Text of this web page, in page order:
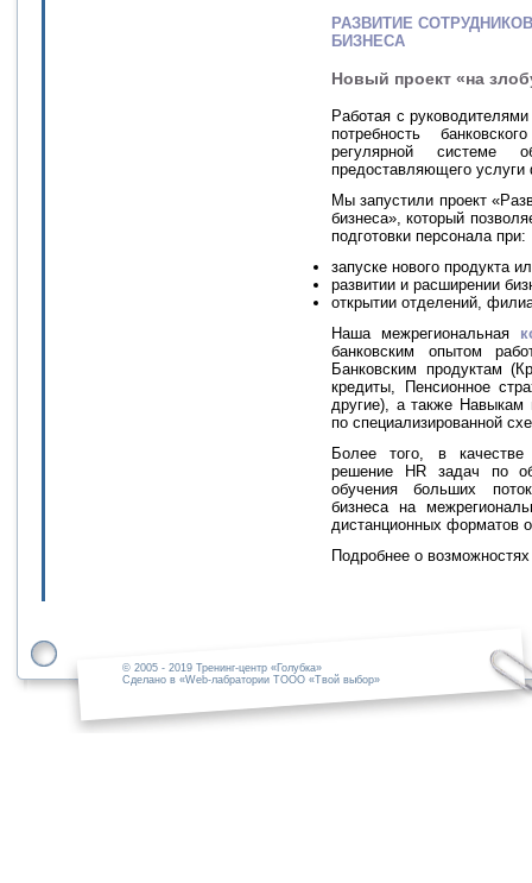
РАЗВИТИЕ
БИЗНЕСА
Новый проект «на
Работая с
потребность
регулярной системе
предоставляющего
Мы запустили проект
бизнеса», который
подготовки персонала при:
запуске нового продукта
развитии и расширении
открытии отделений,
Наша межрегиональная
банковским опытом
Банковским продуктам
кредиты, Пенсионное
другие), а также Навыкам
по специализированной
Более того, в качестве
решение HR задач по
обучения больших
бизнеса на
дистанционных форматов
Подробнее о
© 2005 - 2019 Тренинг-центр «Голубка»
Сделано в «Web-лабратории ТООО «Твой выбор»